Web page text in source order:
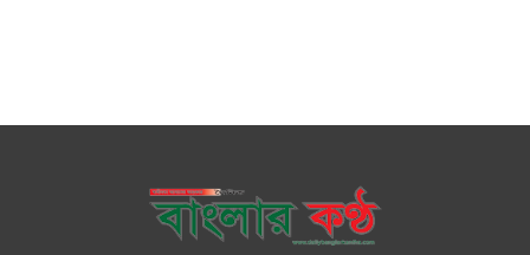
ভারত জুলাই শহীদদের অসম্মান
করেছে: রিজভী